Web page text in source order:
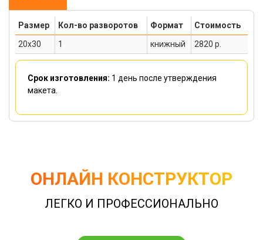
Размер Кол-во разворотов Формат
Стоимость
20x30
1 книжный 2820 р.
Срок изготовления: 1 день после утверждения
макета.
ОНЛАЙН КОНСТРУКТОР
ЛЕГКО И ПРОФЕССИОНАЛЬНО